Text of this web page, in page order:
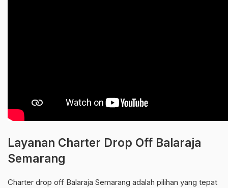
Layanan Charter Drop Off Balaraja
Semarang
Charter drop off Balaraja Semarang adalah pilihan yang tepat